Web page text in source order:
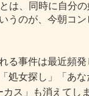
は、同時に自分
うのが、今朝コ
る事件は最近頻
処女探し」「あ
カス」も消えてし